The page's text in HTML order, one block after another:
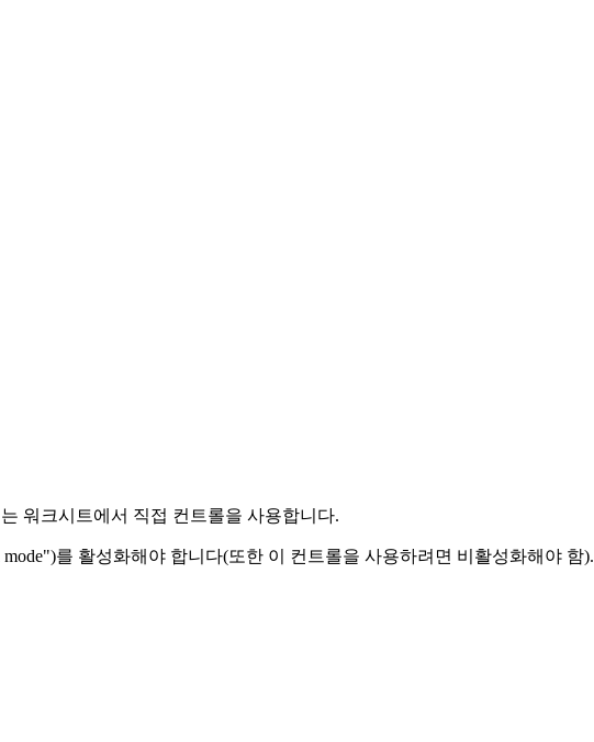
워크시트에서 직접 컨트롤을 사용합니다.
를 활성화해야 합니다(또한 이 컨트롤을 사용하려면 비활성화해야 함).